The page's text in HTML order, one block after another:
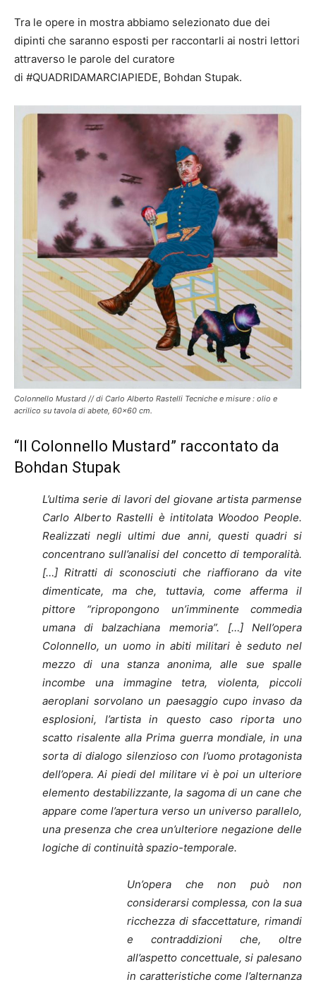
Tra le opere in mostra abbiamo selezionato due dei
dipinti che saranno esposti per raccontarli ai nostri lettori
attraverso le parole del curatore
di #QUADRIDAMARCIAPIEDE, Bohdan Stupak.
Colonnello Mustard // di Carlo Alberto Rastelli Tecniche e misure : olio e
acrilico su tavola di abete, 60×60 cm.
“Il Colonnello Mustard” raccontato da
Bohdan Stupak
L’ultima serie di lavori del giovane artista parmense
Carlo Alberto Rastelli è intitolata Woodoo People.
Realizzati negli ultimi due anni, questi quadri si
concentrano sull’analisi del concetto di temporalità.
[…] Ritratti di sconosciuti che riaffiorano da vite
dimenticate, ma che, tuttavia, come afferma il
pittore “ripropongono un’imminente commedia
umana di balzachiana memoria”. […] Nell’opera
Colonnello, un uomo in abiti militari è seduto nel
mezzo di una stanza anonima, alle sue spalle
incombe una immagine tetra, violenta, piccoli
aeroplani sorvolano un paesaggio cupo invaso da
esplosioni, l’artista in questo caso riporta uno
scatto risalente alla Prima guerra mondiale, in una
sorta di dialogo silenzioso con l’uomo protagonista
dell’opera. Ai piedi del militare vi è poi un ulteriore
elemento destabilizzante, la sagoma di un cane che
appare come l’apertura verso un universo parallelo,
una presenza che crea un’ulteriore negazione delle
logiche di continuità spazio-temporale.
Un’opera che non può non
considerarsi complessa, con la sua
ricchezza di sfaccettature, rimandi
e contraddizioni che, oltre
all’aspetto concettuale, si palesano
in caratteristiche come l’alternanza